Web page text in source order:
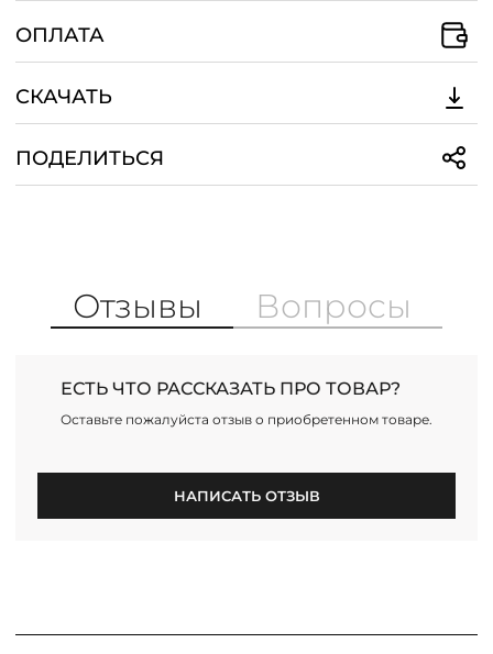
ОПЛАТА
СКАЧАТЬ
ПОДЕЛИТЬСЯ
Отзывы Вопросы
ЕСТЬ ЧТО РАССКАЗАТЬ ПРО ТОВАР?
Оставьте пожалуйста отзыв о приобретенном товаре.
НАПИСАТЬ ОТЗЫВ